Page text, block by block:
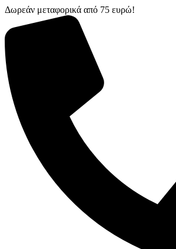
Δωρεάν μεταφορικά από 75 ευρώ!